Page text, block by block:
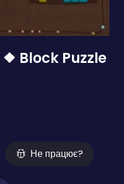
❖ Block Puzzle
Не працює?